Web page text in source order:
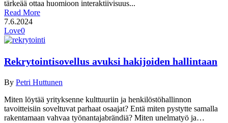
tärkeää ottaa huomioon interaktiivisuus...
Read More
7.6.2024
Love0
Rekrytointisovellus avuksi hakijoiden hallintaan
By Petri Huttunen
Miten löytää yrityksenne kulttuuriin ja henkilöstöhallinnon
tavoitteisiin soveltuvat parhaat osaajat? Entä miten pystytte samalla
rakentamaan vahvaa työnantajabrändiä? Miten unelmatyö ja…